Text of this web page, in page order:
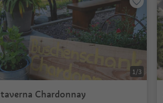
1/3
taverna Chardonnay